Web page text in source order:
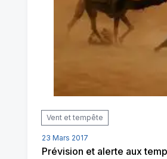
Vent et tempête
23 Mars 2017
Prévision et alerte aux